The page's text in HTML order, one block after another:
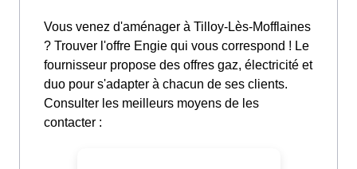
Vous venez d'aménager à Tilloy-Lès-Mofflaines
? Trouver l'offre Engie qui vous correspond ! Le
fournisseur propose des offres gaz, électricité et
duo pour s'adapter à chacun de ses clients.
Consulter les meilleurs moyens de les
contacter :